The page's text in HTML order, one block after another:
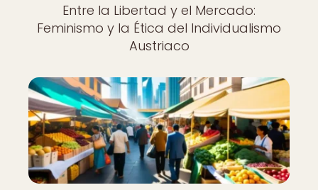
Entre la Libertad y el Mercado:
Feminismo y la Ética del Individualismo
Austriaco